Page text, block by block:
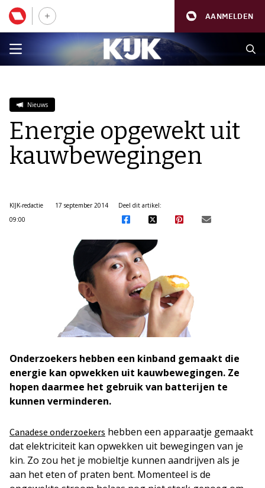
AANMELDEN
Nieuws
Energie opgewekt uit
kauwbewegingen
KIJK-redactie
17 september 2014
09:00
Deel dit artikel:
Onderzoekers hebben een kinband gemaakt die
energie kan opwekken uit kauwbewegingen. Ze
hopen daarmee het gebruik van batterijen te
kunnen verminderen.
Canadese onderzoekers hebben een apparaatje gemaakt
dat elektriciteit kan opwekken uit bewegingen van je
kin. Zo zou het je mobieltje kunnen aandrijven als je
aan het eten of praten bent. Momenteel is de